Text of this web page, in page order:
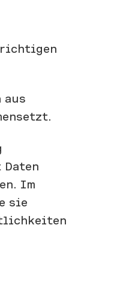
aus
Im
sie